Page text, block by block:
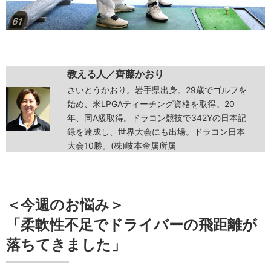
教える人／齊藤かおり
さいとうかおり。岩手県出身。29歳でゴルフを
始め、米LPGAティーチング資格を取得。20
年、同A級取得。ドラコン競技で342Yの日本記
録を達成し、世界大会にも出場。ドラコン日本
大会10勝。(株)岐本金属所属
＜今週のお悩み＞
「柔軟性不足でドライバーの飛距離が
落ちてきました」